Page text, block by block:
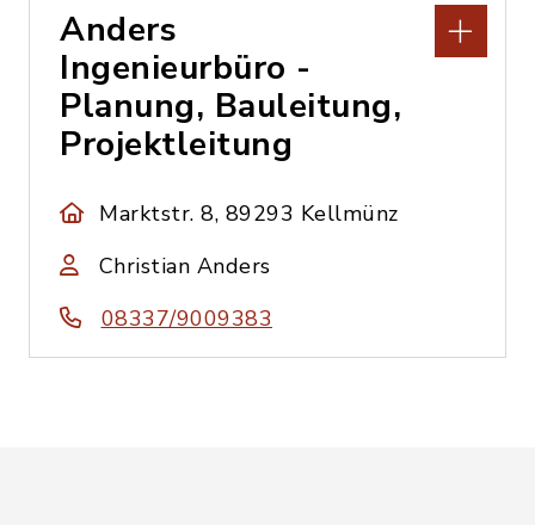
Anders
Ingenieurbüro -
Planung, Bauleitung,
Projektleitung
Marktstr. 8, 89293 Kellmünz
Christian Anders
08337/9009383